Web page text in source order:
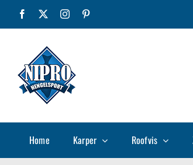
Facebook Instagram
Home Karper Roofvis